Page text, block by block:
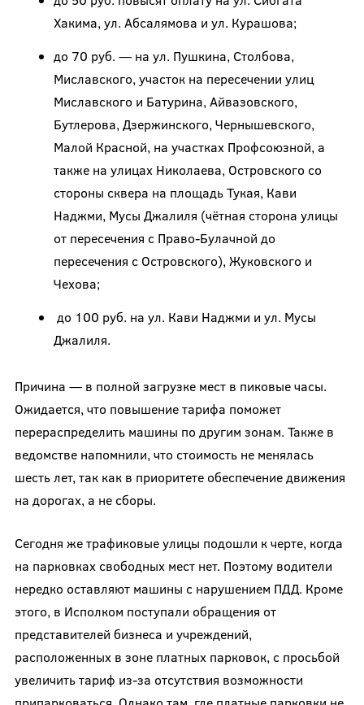
Хакима, ул. Абсалямова и ул. Курашова;
до 70 руб. — на ул. Пушкина, Столбова,
Миславского, участок на пересечении улиц
Миславского и Батурина, Айвазовского,
Бутлерова, Дзержинского, Чернышевского,
Малой Красной, на участках Профсоюзной, а
также на улицах Николаева, Островского со
стороны сквера на площадь Тукая, Кави
Наджми, Мусы Джалиля (чётная сторона улицы
от пересечения с Право-Булачной до
пересечения с Островского), Жуковского и
Чехова;
до 100 руб. на ул. Кави Наджми и ул. Мусы
Джалиля.
Причина — в полной загрузке мест в пиковые часы.
Ожидается, что повышение тарифа поможет
перераспределить машины по другим зонам. Также в
ведомстве напомнили, что стоимость не менялась
шесть лет, так как в приоритете обеспечение движения
на дорогах, а не сборы.
Сегодня же трафиковые улицы подошли к черте, когда
на парковках свободных мест нет. Поэтому водители
нередко оставляют машины с нарушением ПДД. Кроме
этого, в Исполком поступали обращения от
представителей бизнеса и учреждений,
расположенных в зоне платных парковок, с просьбой
увеличить тариф из-за отсутствия возможности